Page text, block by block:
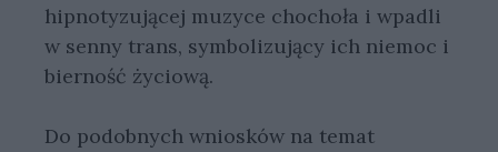
hipnotyzującej muzyce chochoła i wpadli
w senny trans, symbolizujący ich niemoc i
bierność życiową.
Do podobnych wniosków na temat